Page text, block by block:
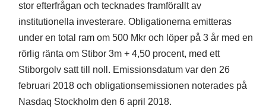
stor efterfrågan och tecknades framförallt av
institutionella investerare. Obligationerna emitteras
under en total ram om 500 Mkr och löper på 3 år med en
rörlig ränta om Stibor 3m + 4,50 procent, med ett
Stiborgolv satt till noll. Emissionsdatum var den 26
februari 2018 och obligationsemissionen noterades på
Nasdaq Stockholm den 6 april 2018.